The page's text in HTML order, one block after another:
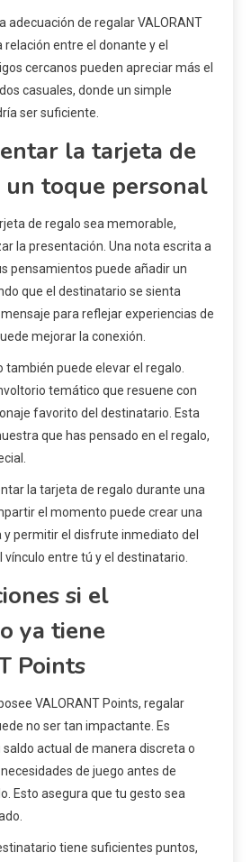
adecuación de regalar VALORANT
relación entre el donante y el
cercanos pueden apreciar más el
casuales, donde un simple
ser suficiente.
la tarjeta de
un toque personal
de regalo sea memorable,
la presentación. Una nota escrita a
pensamientos puede añadir un
que el destinatario se sienta
para reflejar experiencias de
mejorar la conexión.
también puede elevar el regalo.
temático que resuene con
favorito del destinatario. Esta
que has pensado en el regalo,
la tarjeta de regalo durante una
el momento puede crear una
permitir el disfrute inmediato del
entre tú y el destinatario.
si el
ya tiene
Points
VALORANT Points, regalar
no ser tan impactante. Es
actual de manera discreta o
de juego antes de
Esto asegura que tu gesto sea
tiene suficientes puntos,